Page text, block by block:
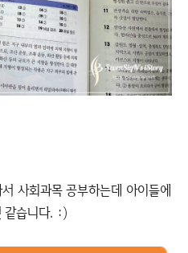
사회과목 공부하는데 아이들에
같습니다. :)